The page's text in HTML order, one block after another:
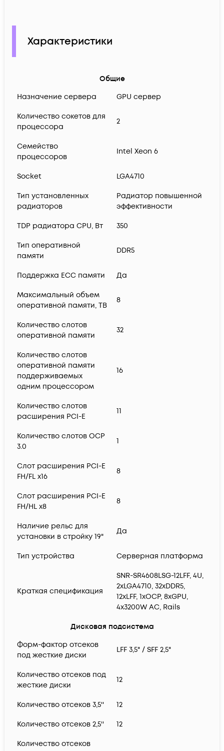
Характеристики
Общие
Назначение сервера
GPU сервер
Количество сокетов для
процессора
2
Семейство
процессоров
Intel Xeon 6
Socket LGA4710
Тип установленных
радиаторов
Радиатор повышенной
эффективности
TDP радиатора CPU, Вт 350
Тип оперативной
памяти
DDR5
Поддержка ECC памяти Да
Максимальный объем
оперативной памяти, TB
8
Количество слотов
оперативной памяти
32
Количество слотов
оперативной памяти
поддерживаемых
одним процессором
16
Количество слотов
расширения PCI-E
11
Количество слотов OCP
3.0
1
Слот расширения PCI-E
FH/FL x16
8
Слот расширения PCI-E
FH/HL x8
8
Наличие рельс для
установки в стройку 19"
Да
Тип устройства Серверная платформа
Краткая спецификация
SNR-SR4608LSG-12LFF, 4U,
2xLGA4710, 32xDDR5,
12xLFF, 1xOCP, 8xGPU,
4x3200W AC, Rails
Дисковая подсистема
Форм-фактор отсеков
под жесткие диски
LFF 3,5" / SFF 2,5"
Количество отсеков под
жесткие диски
12
Количество отсеков 3,5'' 12
Количество отсеков 2,5'' 12
Количество отсеков